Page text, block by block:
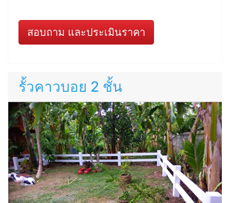
สอบถาม และประเมินราคา
รั้วคาวบอย 2 ชั้น